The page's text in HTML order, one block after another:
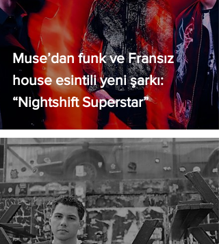
Muse’dan funk ve Fransız
house esintili yeni şarkı:
“Nightshift Superstar”